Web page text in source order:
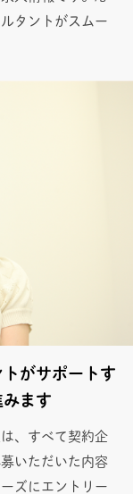
タントがスムー
がサポートす
ます
、すべて契約企
いただいた内容
ズにエントリー